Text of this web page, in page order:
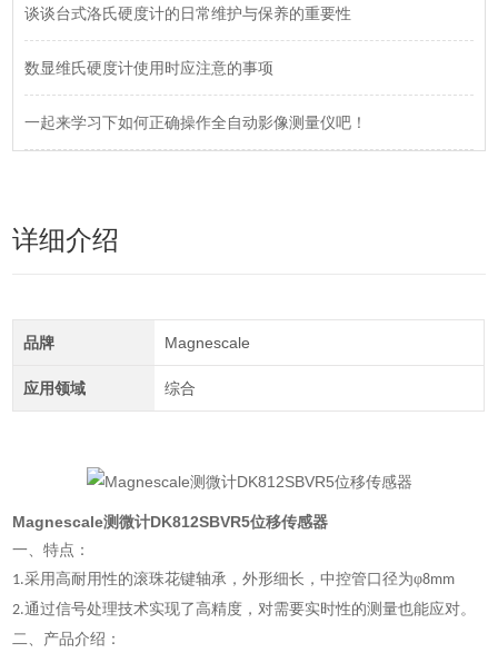
谈谈台式洛氏硬度计的日常维护与保养的重要性
数显维氏硬度计使用时应注意的事项
一起来学习下如何正确操作全自动影像测量仪吧！
详细介绍
品牌 Magnescale
应用领域 综合
Magnescale测微计DK812SBVR5位移传感器
一、特点：
1.采用高耐用性的滚珠花键轴承，外形细长，中控管口径为φ8mm
2.通过信号处理技术实现了高精度，对需要实时性的测量也能应对。
二、产品介绍：